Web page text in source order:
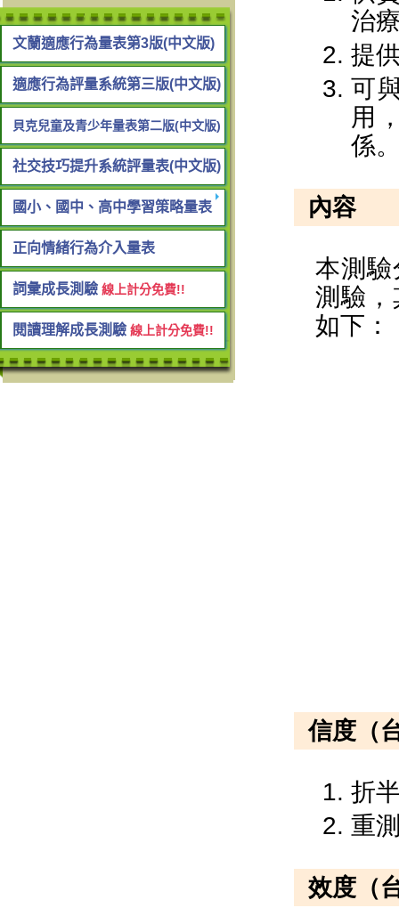
文蘭適應行為量表第3版(中文版)
適應行為評量系統第三版(中文版)
貝克兒童及青少年量表第二版(中文版)
社交技巧提升系統評量表(中文版)
國小、國中、高中學習策略量表
正向情緒行為介入量表
詞彙成長測驗 線上計分免費!!
閱讀理解成長測驗 線上計分免費!!